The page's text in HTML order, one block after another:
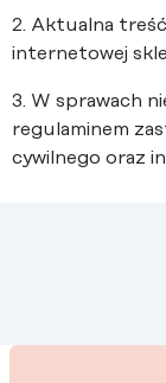
2. Aktualna
internetowej
3. W sprawach
regulaminem
cywilnego oraz